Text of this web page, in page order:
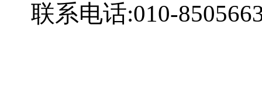
联系电话:010-